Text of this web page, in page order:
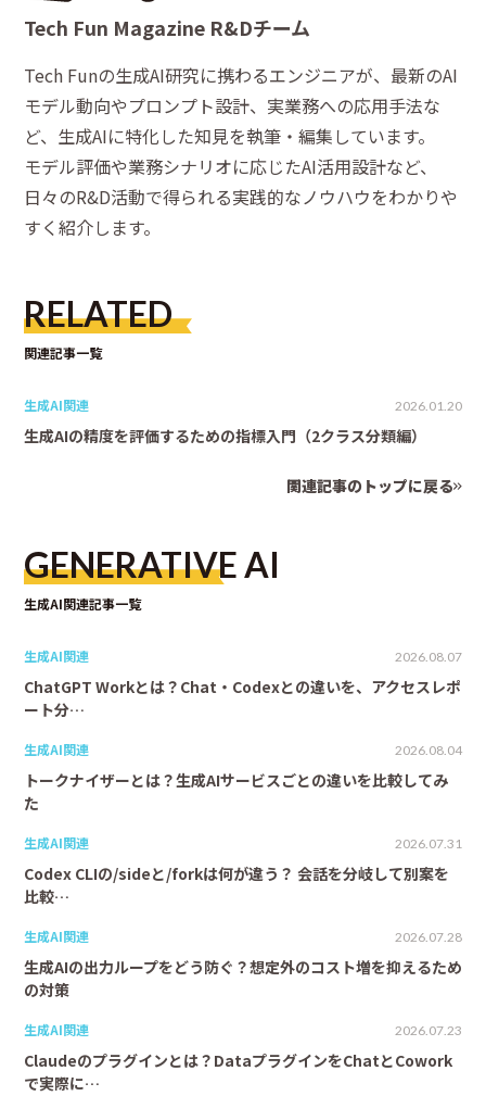
Tech Fun Magazine R&Dチーム
Tech Funの生成AI研究に携わるエンジニアが、最新のAI
モデル動向やプロンプト設計、実業務への応用手法な
ど、生成AIに特化した知見を執筆・編集しています。
モデル評価や業務シナリオに応じたAI活用設計など、
日々のR&D活動で得られる実践的なノウハウをわかりや
すく紹介します。
RELATED
関連記事一覧
生成AI関連 2026.01.20
生成AIの精度を評価するための指標入門（2クラス分類編）
関連記事のトップに戻る
GENERATIVE AI
生成AI関連記事一覧
生成AI関連 2026.08.07
ChatGPT Workとは？Chat・Codexとの違いを、アクセスレポ
ート分…
生成AI関連 2026.08.04
トークナイザーとは？生成AIサービスごとの違いを比較してみ
た
生成AI関連 2026.07.31
Codex CLIの/sideと/forkは何が違う？ 会話を分岐して別案を
比較…
生成AI関連 2026.07.28
生成AIの出力ループをどう防ぐ？想定外のコスト増を抑えるため
の対策
生成AI関連 2026.07.23
Claudeのプラグインとは？DataプラグインをChatとCowork
で実際に…